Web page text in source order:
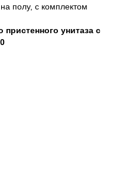
полу, с комплектом
унитаза с